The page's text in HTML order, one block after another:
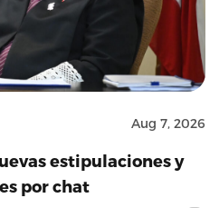
Aug 7, 2026
estipulaciones y
por chat